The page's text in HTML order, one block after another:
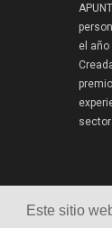
Este sitio
Este sitio
el año